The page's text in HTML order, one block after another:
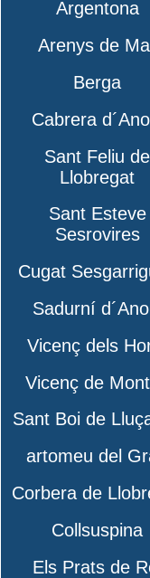
Argentona
Arenys de
Berga
Cabrera
Sant Feliu de
Llobregat
Sant Esteve
Sesrovires
Cugat
Sadurní
Vicenç dels
Vicenç de
Sant Boi de
artomeu del
Corbera de
Collsuspina
Els Prats de